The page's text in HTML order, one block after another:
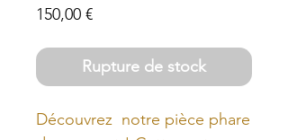
150,00 €Prix
Rupture de stock
Découvrez notre pièce phare